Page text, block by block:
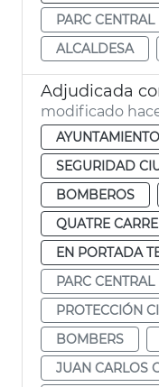
PARC CENTRAL
ALCALDESA
modificado
AYUNTAMIENTO
SEGURIDAD
BOMBEROS
QUATRE
EN PORTADA
PARC CENTRAL
PROTECCIÓN
BOMBERS
JUAN CARLOS